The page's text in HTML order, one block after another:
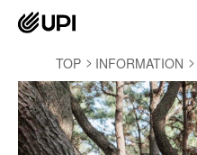
TOP INFORMATION